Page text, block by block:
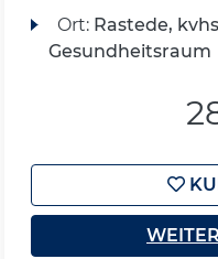
Ort: Rastede,
Gesundheitsraum